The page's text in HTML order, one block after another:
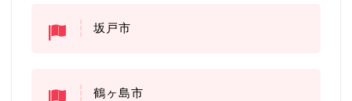
坂戸市
鶴ヶ島市